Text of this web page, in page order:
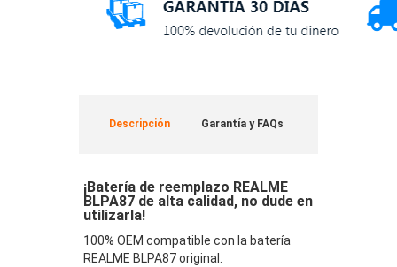
Descripción Garantía y FAQs
¡Batería de reemplazo REALME
BLPA87 de alta calidad, no dude en
utilizarla!
100% OEM compatible con la batería
REALME BLPA87 original.